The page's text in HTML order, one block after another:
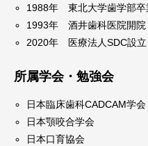
1988年 東北大学歯学部卒
1993年 酒井歯科医院開院
2020年 医療法人SDC設立
所属学会・勉強会
日本臨床歯科CADCAM学会
日本顎咬合学会
日本口育協会